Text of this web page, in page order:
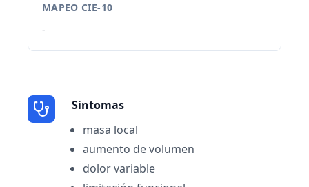
MAPEO CIE-10
-
Sintomas
masa local
aumento de volumen
dolor variable